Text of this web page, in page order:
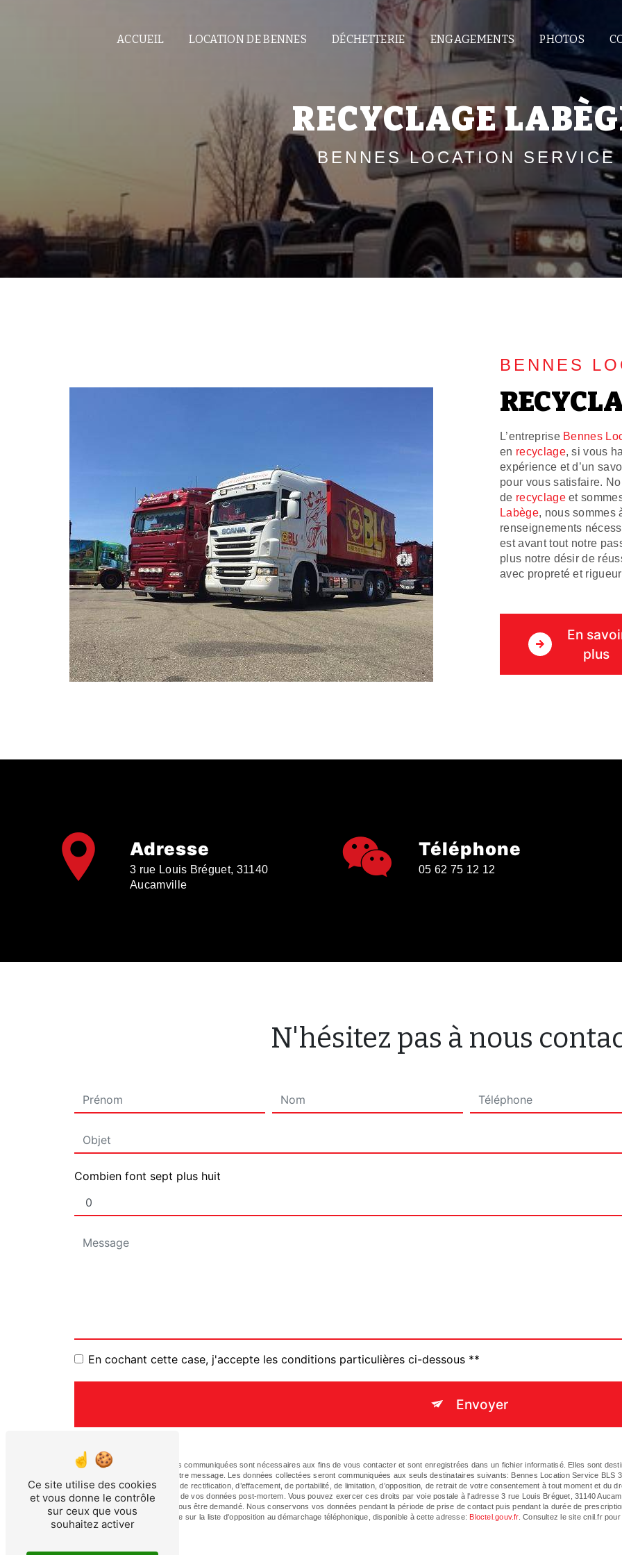
ACCUEIL LOCATION DE BENNES DÉCHETTERIE ENGAGEMENTS PHOTOS
RECYCLAGE
BENNES LOCATION SERVICE
BENNES
L’entreprise Bennes
en recyclage, si vous
expérience et d’un
pour vous satisfaire.
de recyclageet
Labège, nous sommes
renseignements
est avant tout notre
plus notre désir de
avec propreté et
En
plus
Adresse
3 rue Louis Bréguet, 31140
Aucamville
Téléphone
05 62 75 12 12
N'hésitez pas à nous
Combien font sept plus huit
En cochant cette case, j'accepte les conditions particulières ci-dessous **
Envoyer
** Les données personnelles communiquées sont nécessaires aux fins de vous contacter et sont enregistrées dans un fichier informatisé. Elles sont
le seul but de répondre à votre message. Les données collectées seront communiquées aux seuls destinataires suivants: Bennes Location Service BLS
disposez de droits d’accès, de rectification, d’effacement, de portabilité, de limitation, d’opposition, de retrait de votre consentement à tout moment et du
ainsi que d’organiser le sort de vos données post-mortem. Vous pouvez exercer ces droits par voie postale à l'adresse 3 rue Louis Bréguet, 31140
justificatif d'identité pourra vous être demandé. Nous conservons vos données pendant la période de prise de contact puis pendant la durée de
avez le droit de vous inscrire sur la liste d'opposition au démarchage téléphonique, disponible à cette adresse: Bloctel.gouv.fr. Consultez le site cnil.fr
Ce site utilise des cookies
et vous donne le contrôle
sur ceux que vous
souhaitez activer